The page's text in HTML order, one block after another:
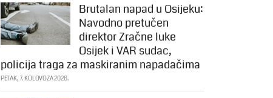
Brutalan napad u Osijeku:
Navodno pretučen
direktor Zračne luke
Osijek i VAR sudac,
policija traga za maskiranim napadačima
PETAK, 7. KOLOVOZA 2026.